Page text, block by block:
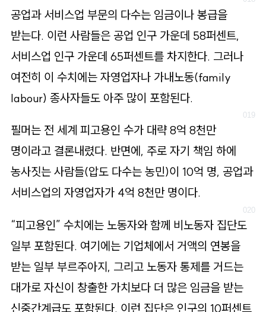
공업과 서비스업 부문의 다수는 임금이나 봉급을
받는다. 이런 사람들은 공업 인구 가운데 58퍼센트,
서비스업 인구 가운데 65퍼센트를 차지한다. 그러나
여전히 이 수치에는 자영업자나 가내노동(family
labour) 종사자들도 아주 많이 포함된다.
필머는 전 세계 피고용인 수가 대략 8억 8천만
명이라고 결론내렸다. 반면에, 주로 자기 책임 하에
농사짓는 사람들(압도 다수는 농민)이 10억 명, 공업과
서비스업의 자영업자가 4억 8천만 명이다.
“피고용인” 수치에는 노동자와 함께 비노동자 집단도
일부 포함된다. 여기에는 기업체에서 거액의 연봉을
받는 일부 부르주아지, 그리고 노동자 통제를 거드는
대가로 자신이 창출한 가치보다 더 많은 임금을 받는
신중간계급도 포함된다. 이런 집단은 인구의 10퍼센트